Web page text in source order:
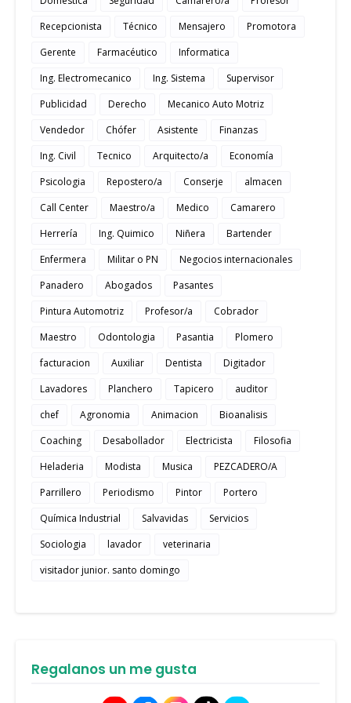
Recepcionista
Técnico Mensajero
Promotora
Gerente
Farmacéutico
Informatica
Ing. Electromecanico
Ing. Sistema
Supervisor
Publicidad
Derecho
Mecanico Auto Motriz
Vendedor
Chófer Asistente
Finanzas
Ing. Civil
Tecnico Arquitecto/a
Economía
Psicologia
Repostero/a Conserje
almacen
Call Center
Maestro/a Medico
Camarero
Herrería
Ing. Quimico Niñera
Bartender
Enfermera
Militar o PN
Negocios internacionales
Panadero
Abogados
Pasantes
Pintura Automotriz
Profesor/a
Cobrador
Maestro
Odontologia Pasantia
Plomero
facturacion
Auxiliar Dentista
Digitador
Lavadores
Planchero Tapicero
auditor
chef
Agronomia Animacion
Bioanalisis
Coaching
Desabollador Electricista
Filosofia
Heladeria
Modista Musica
PEZCADERO/A
Parrillero
Periodismo Pintor
Portero
Química Industrial
Salvavidas
Servicios
Sociologia
lavador
veterinaria
visitador junior. santo domingo
Regalanos un me gusta